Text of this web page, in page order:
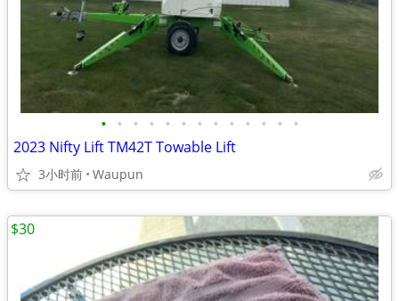
• • • • • • • • • • • • •
2023 Nifty Lift TM42T Towable Lift
3小时前 Waupun
$30